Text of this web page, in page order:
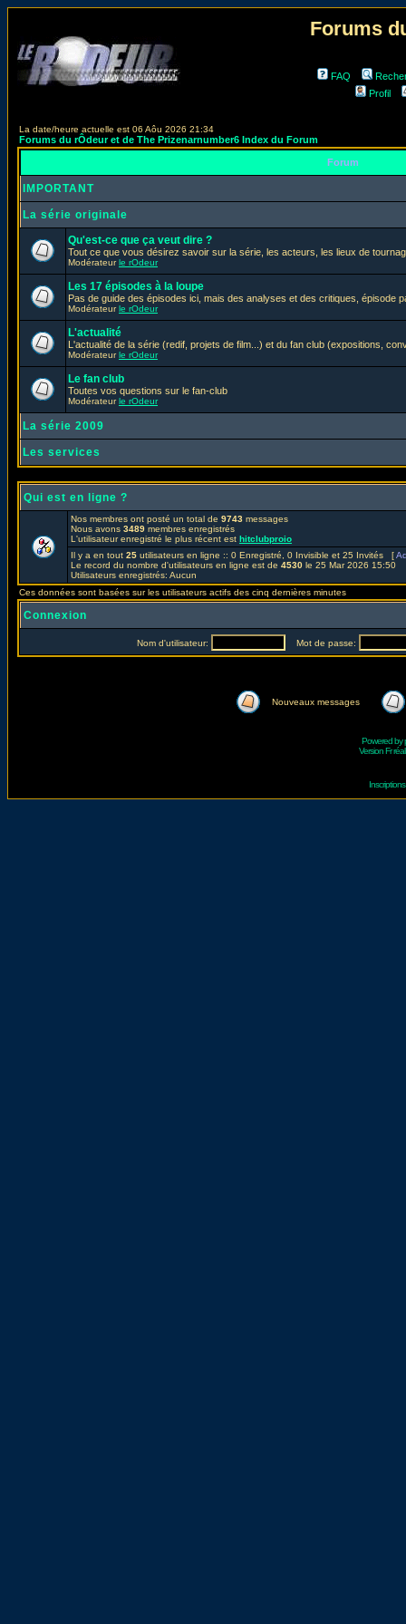
Forums
FAQ
Profil
La date/heure actuelle est 06 Aôu 2026 21:34
Forums du rÔdeur et de The Prizenarnumber6 Index du Forum
Forum
IMPORTANT
La série originale
Qu'est-ce que ça veut dire ?
Tout ce que vous désirez savoir sur la série, les acteurs, les lieux de
Modérateurle rOdeur
Les 17 épisodes à la loupe
Pas de guide des épisodes ici, mais des analyses et des critiques, épisode
Modérateurle rOdeur
L'actualité
L'actualité de la série (redif, projets de film...) et du fan club (expositions,
Modérateurle rOdeur
Le fan club
Toutes vos questions sur le fan-club
Modérateurle rOdeur
La série 2009
Les services
Qui est en ligne ?
Nos membres ont posté un total de 9743 messages
Nous avons 3489 membres enregistrés
L'utilisateur enregistré le plus récent est hitclubproio
Il y a en tout 25 utilisateurs en ligne :: 0 Enregistré, 0 Invisible et 25 Invités [
Le record du nombre d'utilisateurs en ligne est de 4530 le 25 Mar 2026 15:50
Utilisateurs enregistrés: Aucun
Ces données sont basées sur les utilisateurs actifs des cinq dernières minutes
Connexion
Nom d'utilisateur: Mot de passe:
Nouveaux messages
Powered by
Version Fr